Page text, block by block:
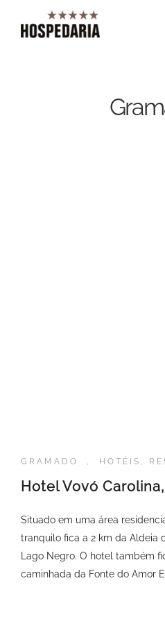
GRAMADO , HOTÉIS,
Hotel Vovó
Situado em uma área
tranquilo fica a 2 km da Aldeia
Lago Negro. O hotel também
caminhada da Fonte do Amor